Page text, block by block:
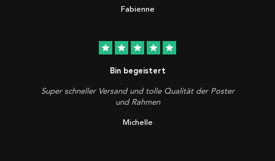
Fabienne
star star star star star
Bin begeistert
Super schneller Versand und tolle Qualität der Poster
und Rahmen
Michelle